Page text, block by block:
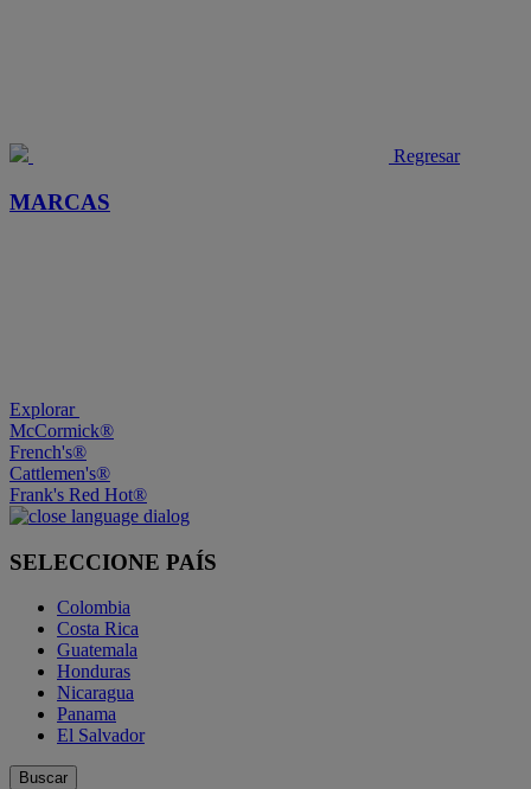
Regresar
MARCAS
Explorar
McCormick®
French's®
Cattlemen's®
Frank's Red Hot®
SELECCIONE PAÍS
Colombia
Costa Rica
Guatemala
Honduras
Nicaragua
Panama
El Salvador
Buscar